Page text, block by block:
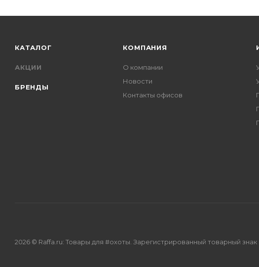
КАТАЛОГ
АКЦИИ
БРЕНДЫ
КОМПАНИЯ
О компании
Новости
Контакты офисов
2026 © Raffa.ru: Товары для #охоты. Зарегистрированный товарный знак